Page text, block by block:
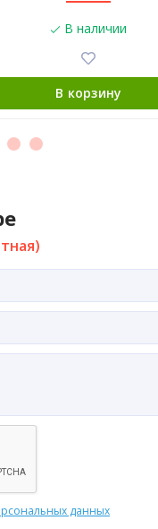
В наличии
В корзину
данных